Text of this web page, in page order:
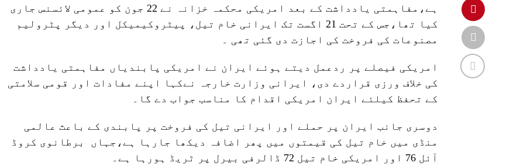
ہے،مفاہمتی یادداشت کے بعد امریکی محکمہ خزانہ نے 22 جون کو عمومی لائسنس جاری
کیا تھا،جس کے تحت 21 اگست تک ایرانی خام تیل، پیٹروکیمیکل اور دیگر پٹرولیم
مصنوعات کی فروخت کی اجازت دی گئی تھی ۔
امریکی فیصلے پر ردعمل دیتے ہوئے ایران نے امریکی پابندیاں مفاہمتی یادداشت
کی خلاف ورزی قراردے دی، ایرانی وزارت خارجہ نےکہا اپنے مفادات اور قومی سلامتی
کے تحفظ کیلئے ایران امریکی اقدام کا مناسب جواب دے گا۔
دوسری جانب ایران پر حملے اور ایرانی تیل کی فروخت پر پابندی کے باعث عالمی
منڈی میں خام تیل کی قیمتوں میں پھر اضافہ دیکھا جارہا ہے،جہاں برطانوی کروڈ
آئل 76 اور امریکی خام تیل 72 ڈالرفی بیرل پر ٹریڈ ہورہا ہے۔